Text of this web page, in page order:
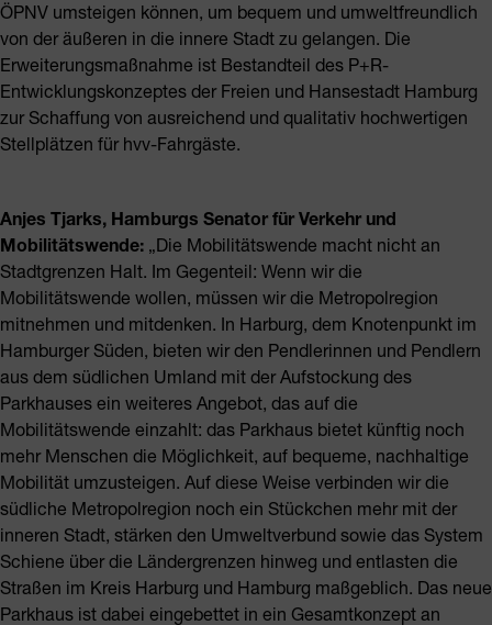
ÖPNV umsteigen können, um bequem und umweltfreundlich
von der äußeren in die innere Stadt zu gelangen. Die
Erweiterungsmaßnahme ist Bestandteil des P+R-
Entwicklungskonzeptes der Freien und Hansestadt Hamburg
zur Schaffung von ausreichend und qualitativ hochwertigen
Stellplätzen für hvv-Fahrgäste.
Anjes Tjarks, Hamburgs Senator für Verkehr und
Mobilitätswende: „Die Mobilitätswende macht nicht an
Stadtgrenzen Halt. Im Gegenteil: Wenn wir die
Mobilitätswende wollen, müssen wir die Metropolregion
mitnehmen und mitdenken. In Harburg, dem Knotenpunkt im
Hamburger Süden, bieten wir den Pendlerinnen und Pendlern
aus dem südlichen Umland mit der Aufstockung des
Parkhauses ein weiteres Angebot, das auf die
Mobilitätswende einzahlt: das Parkhaus bietet künftig noch
mehr Menschen die Möglichkeit, auf bequeme, nachhaltige
Mobilität umzusteigen. Auf diese Weise verbinden wir die
südliche Metropolregion noch ein Stückchen mehr mit der
inneren Stadt, stärken den Umweltverbund sowie das System
Schiene über die Ländergrenzen hinweg und entlasten die
Straßen im Kreis Harburg und Hamburg maßgeblich. Das neue
Parkhaus ist dabei eingebettet in ein Gesamtkonzept an